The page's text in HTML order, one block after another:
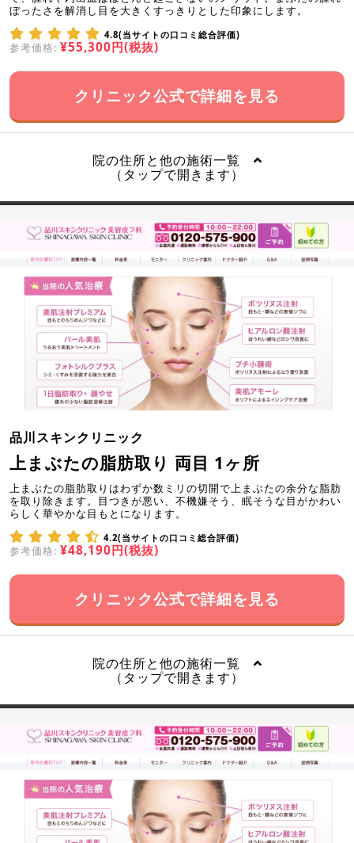
ぼったさを解消し目を大きくすっきりとした印象にします。
4.8(当サイトの口コミ総合評価)
参考価格: ¥55,300円(税抜)
クリニック公式で詳細を見る
院の住所と他の施術一覧
（タップで開きます）
品川スキンクリニック
上まぶたの脂肪取り 両目 1ヶ所
上まぶたの脂肪取りはわずか数ミリの切開で上まぶたの余分な脂肪
を取り除きます。目つきが悪い、不機嫌そう、眠そうな目がかわい
らしく華やかな目もとになります。
4.2(当サイトの口コミ総合評価)
参考価格: ¥48,190円(税抜)
クリニック公式で詳細を見る
院の住所と他の施術一覧
（タップで開きます）